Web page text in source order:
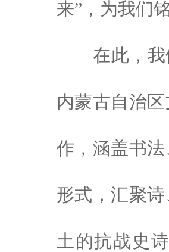
来”，为我们
在此，
内蒙古自治
作，涵盖书
形式，汇聚
土的抗战史